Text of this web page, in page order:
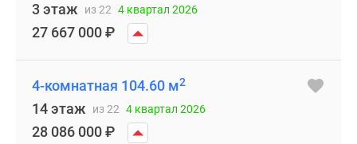
3 этаж из 22 4 квартал 2026
27 667 000₽
4-комнатная 104.60 м2
14 этаж из 22 4 квартал 2026
28 086 000₽